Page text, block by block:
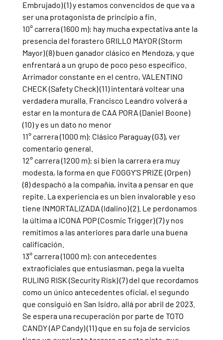
Embrujado) (1) y estamos convencidos de que va a
ser una protagonista de principio a fin.
10° carrera (1600 m): hay mucha expectativa ante la
presencia del forastero GRILLO MAYOR (Storm
Mayor) (8) buen ganador clásico en Mendoza, y que
enfrentará a un grupo de poco peso específico.
Arrimador constante en el centro, VALENTINO
CHECK (Safety Check) (11) intentará voltear una
verdadera muralla. Francisco Leandro volverá a
estar en la montura de CAA PORA (Daniel Boone)
(10) y es un dato no menor
11° carrera (1000 m): Clásico Paraguay (G3), ver
comentario general.
12° carrera (1200 m): si bien la carrera era muy
modesta, la forma en que FOGGY’S PRIZE (Orpen)
(8) despachó a la compañía, invita a pensar en que
repite. La experiencia es un bien invalorable y eso
tiene INMORTALIZADA (Idalino) (2). Le perdonamos
la última a ICONA POP (Cosmic Trigger) (7) y nos
remitimos a las anteriores para darle una buena
calificación.
13° carrera (1000 m): con antecedentes
extraoficiales que entusiasman, pega la vuelta
RULING RISK (Security Risk) (7) del que recordamos
como un único antecedentes oficial, el segundo
que consiguió en San Isidro, allá por abril de 2023.
Se espera una recuperación por parte de TOTO
CANDY (AP Candy) (11) que en su foja de servicios